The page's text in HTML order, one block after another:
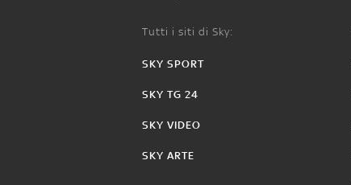
Tutti i siti di Sky:
SKY SPORT
SKY TG 24
SKY VIDEO
SKY ARTE